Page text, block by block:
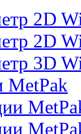
2D
2D
3D
MetPak